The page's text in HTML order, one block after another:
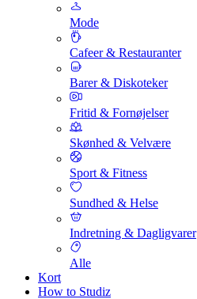
Mode
Cafeer & Restauranter
Barer & Diskoteker
Fritid & Fornøjelser
Skønhed & Velvære
Sport & Fitness
Sundhed & Helse
Indretning & Dagligvarer
Alle
Kort
How to Studiz